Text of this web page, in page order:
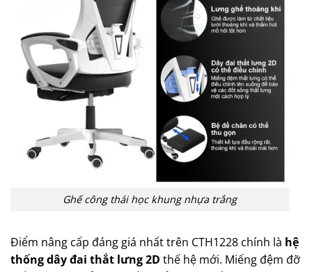
Ghế công thái học khung nhựa trắng
Điểm nâng cấp đáng giá nhất trên CTH1228 chính là hệ
thống dây đai thắt lưng 2D thế hệ mới. Miếng đệm đỡ